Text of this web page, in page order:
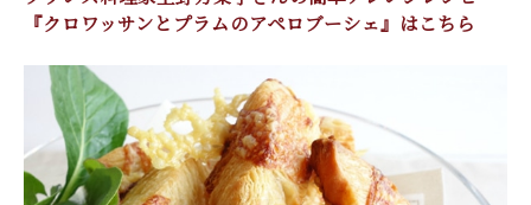
『クロワッサンとプラムのアペロブーシェ』はこちら